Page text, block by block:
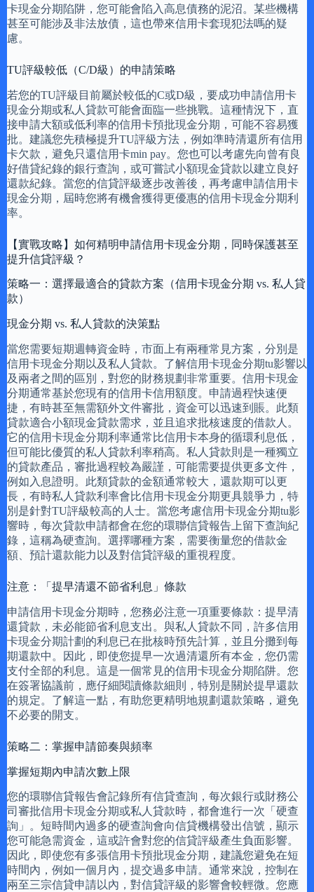
卡現金分期陷阱，您可能會陷入高息債務的泥沼。某些機構
甚至可能涉及非法放債，這也帶來信用卡套現犯法嗎的疑
慮。
TU評級較低（C/D級）的申請策略
若您的TU評級目前屬於較低的C或D級，要成功申請信用卡
現金分期或私人貸款可能會面臨一些挑戰。這種情況下，直
接申請大額或低利率的信用卡預批現金分期，可能不容易獲
批。建議您先積極提升TU評級方法，例如準時清還所有信用
卡欠款，避免只還信用卡min pay。您也可以考慮先向曾有良
好借貸紀錄的銀行查詢，或可嘗試小額現金貸款以建立良好
還款紀錄。當您的信貸評級逐步改善後，再考慮申請信用卡
現金分期，屆時您將有機會獲得更優惠的信用卡現金分期利
率。
【實戰攻略】如何精明申請信用卡現金分期，同時保護甚至
提升信貸評級？
策略一：選擇最適合的貸款方案（信用卡現金分期 vs. 私人貸
款）
現金分期 vs. 私人貸款的決策點
當您需要短期週轉資金時，市面上有兩種常見方案，分別是
信用卡現金分期以及私人貸款。了解信用卡現金分期tu影響以
及兩者之間的區別，對您的財務規劃非常重要。信用卡現金
分期通常基於您現有的信用卡信用額度。申請過程快速便
捷，有時甚至無需額外文件審批，資金可以迅速到賬。此類
貸款適合小額現金貸款需求，並且追求批核速度的借款人。
它的信用卡現金分期利率通常比信用卡本身的循環利息低，
但可能比優質的私人貸款利率稍高。私人貸款則是一種獨立
的貸款產品，審批過程較為嚴謹，可能需要提供更多文件，
例如入息證明。此類貸款的金額通常較大，還款期可以更
長，有時私人貸款利率會比信用卡現金分期更具競爭力，特
別是針對TU評級較高的人士。當您考慮信用卡現金分期tu影
響時，每次貸款申請都會在您的環聯信貸報告上留下查詢紀
錄，這稱為硬查詢。選擇哪種方案，需要衡量您的借款金
額、預計還款能力以及對信貸評級的重視程度。
注意：「提早清還不節省利息」條款
申請信用卡現金分期時，您務必注意一項重要條款：提早清
還貸款，未必能節省利息支出。與私人貸款不同，許多信用
卡現金分期計劃的利息已在批核時預先計算，並且分攤到每
期還款中。因此，即使您提早一次過清還所有本金，您仍需
支付全部的利息。這是一個常見的信用卡現金分期陷阱。您
在簽署協議前，應仔細閱讀條款細則，特別是關於提早還款
的規定。了解這一點，有助您更精明地規劃還款策略，避免
不必要的開支。
策略二：掌握申請節奏與頻率
掌握短期內申請次數上限
您的環聯信貸報告會記錄所有信貸查詢，每次銀行或財務公
司審批信用卡現金分期或私人貸款時，都會進行一次「硬查
詢」。短時間內過多的硬查詢會向信貸機構發出信號，顯示
您可能急需資金，這或許會對您的信貸評級產生負面影響。
因此，即使您有多張信用卡預批現金分期，建議您避免在短
時間內，例如一個月內，提交過多申請。通常來說，控制在
兩至三宗信貸申請以內，對信貸評級的影響會較輕微。您應